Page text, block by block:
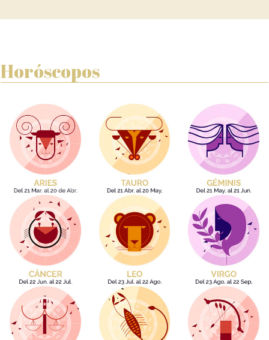
Horóscopos